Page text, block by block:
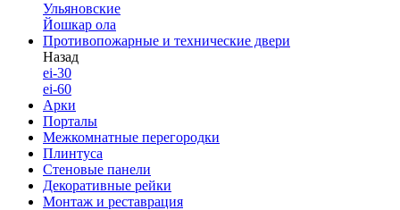
Ульяновские
Йошкар ола
Противопожарные и технические двери
Назад
ei-30
ei-60
Арки
Порталы
Межкомнатные перегородки
Плинтуса
Стеновые панели
Декоративные рейки
Монтаж и реставрация